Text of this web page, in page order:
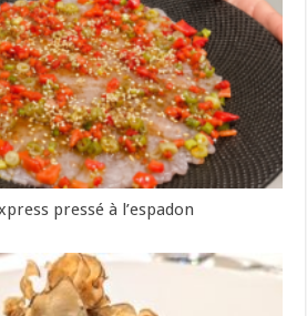
pressé à l’espadon